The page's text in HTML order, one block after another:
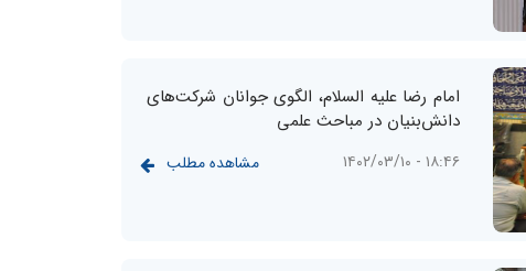
امام رضا علیه السلام، الگوی جوانان شرکت‌های
دانش‌بنیان در مباحث علمی
۱۸:۴۶ - ۱۴۰۲/۰۳/۱۰ مشاهده مطلب